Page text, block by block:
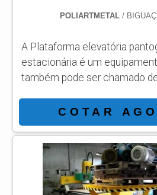
POLIARTMETAL/
A Plataforma elevatória
estacionária é um equipamento que
também pode ser chamado
com acionamento por uma bomba
hidráulica manual usada no
industrial para melhoria na
movimentação dos materiais. O produto é
construído com técnicas
projetado de acordo com as
COTAR